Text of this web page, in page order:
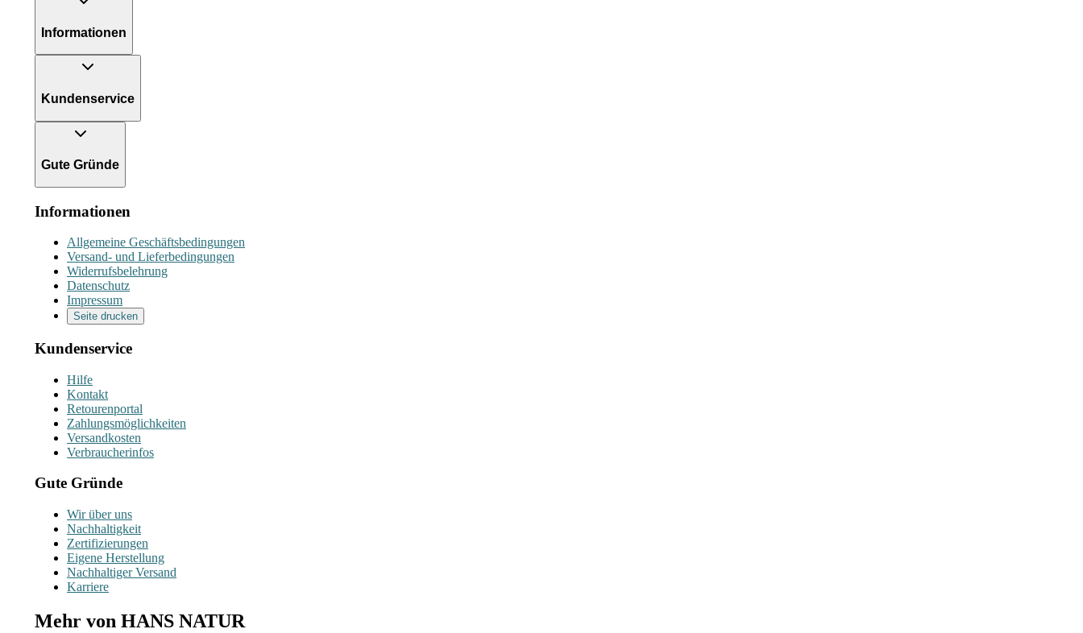
Informationen
Kundenservice
Gute Gründe
Informationen
Allgemeine Geschäftsbedingungen
Versand- und Lieferbedingungen
Widerrufsbelehrung
Datenschutz
Impressum
Seite drucken
Kundenservice
Hilfe
Kontakt
Retourenportal
Zahlungsmöglichkeiten
Versandkosten
Verbraucherinfos
Gute Gründe
Wir über uns
Nachhaltigkeit
Zertifizierungen
Eigene Herstellung
Nachhaltiger Versand
Karriere
Mehr von HANS NATUR